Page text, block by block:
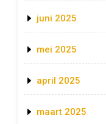
juni 2025
mei 2025
april 2025
maart 2025